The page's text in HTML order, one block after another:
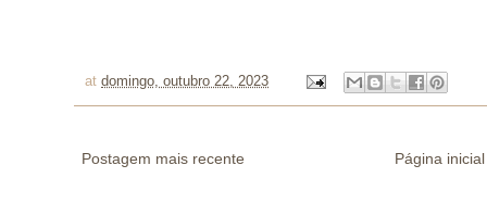
at domingo, outubro 22, 2023
Postagem mais recente Página inicial